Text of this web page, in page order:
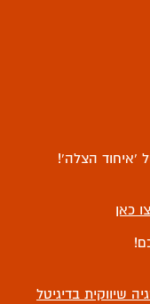
‘איחוד הצלה’!
כאן
שיווקית בדיגיטל